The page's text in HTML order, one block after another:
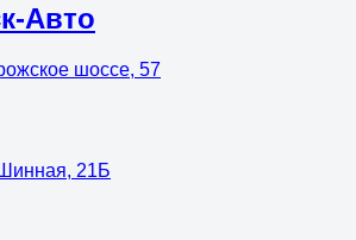
Авто
шоссе, 57
Шинная, 21Б